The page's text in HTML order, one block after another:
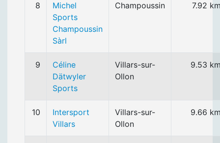
8
Michel
Sports
Champoussin
Sàrl
Champoussin 7.92
9
Céline
Dätwyler
Sports
Villars-sur-
Ollon
9.53
10
Intersport
Villars
Villars-sur-
Ollon
9.66